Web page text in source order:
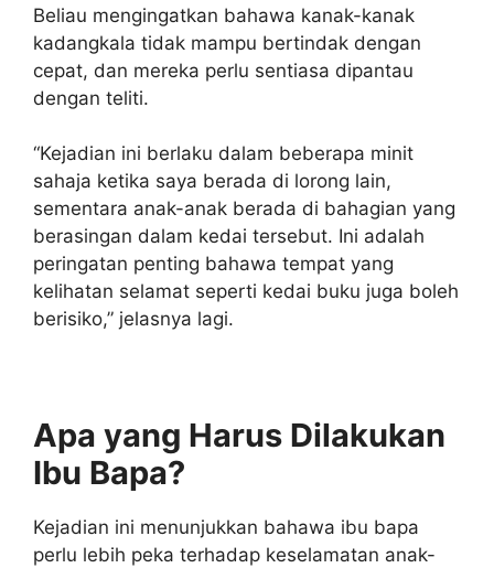
Beliau mengingatkan bahawa kanak-kanak
kadangkala tidak mampu bertindak dengan
cepat, dan mereka perlu sentiasa dipantau
dengan teliti.
“Kejadian ini berlaku dalam beberapa minit
sahaja ketika saya berada di lorong lain,
sementara anak-anak berada di bahagian yang
berasingan dalam kedai tersebut. Ini adalah
peringatan penting bahawa tempat yang
kelihatan selamat seperti kedai buku juga boleh
berisiko,” jelasnya lagi.
Apa yang Harus Dilakukan
Ibu Bapa?
Kejadian ini menunjukkan bahawa ibu bapa
perlu lebih peka terhadap keselamatan anak-